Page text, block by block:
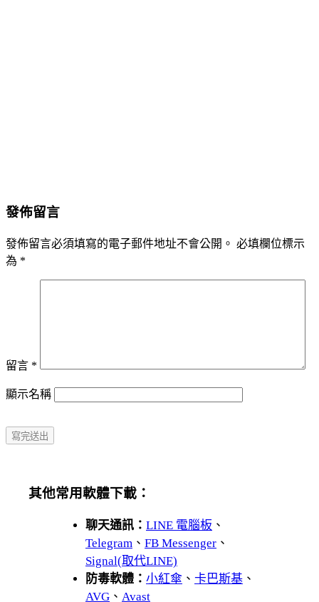
發佈留言
發佈留言必須填寫的電子郵件地址不會公開。 必填欄位標示
為 *
留言 *
顯示名稱
其他常用軟體下載：
聊天通訊： LINE 電腦板 、
Telegram 、 FB Messenger 、
Signal(取代LINE)
防毒軟體： 小紅傘 、 卡巴斯基 、
AVG 、 Avast